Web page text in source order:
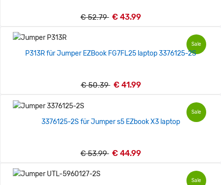
€ 52.79 € 43.99
Sale
P313R für Jumper EZBook FG7FL25 laptop 3376125-2S
€ 50.39 € 41.99
Sale
3376125-2S für Jumper s5 EZbook X3 laptop
€ 53.99 € 44.99
Sale